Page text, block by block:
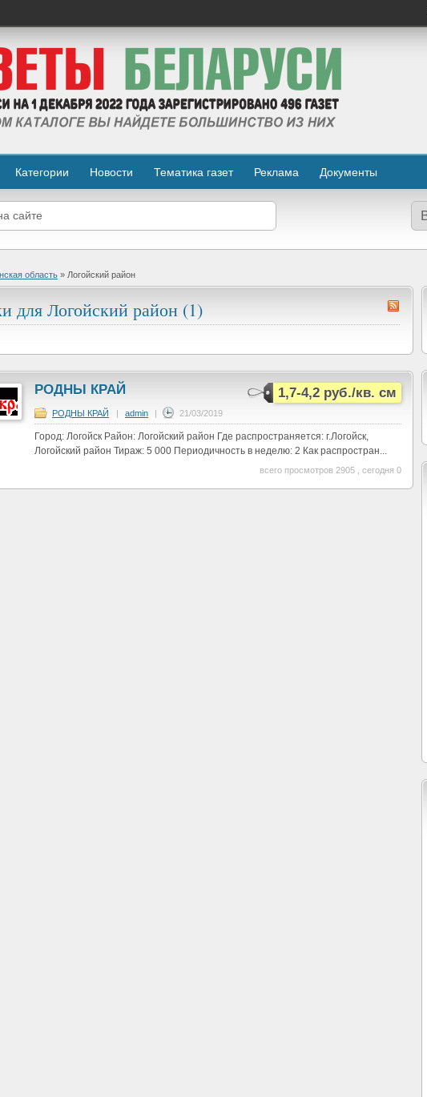
Категории Новости Тематика газет Реклама Документы
область » Логойский район
для Логойский район (1)
1,7-4,2 руб./кв. см
РОДНЫ КРАЙ
РОДНЫ КРАЙ | admin | 21/03/2019
Город: Логойск Район: Логойский район Где распространяется: г.Логойск,
Логойский район Тираж: 5 000 Периодичность в неделю: 2 Как распростран...
всего просмотров 2905 , сегодня 0